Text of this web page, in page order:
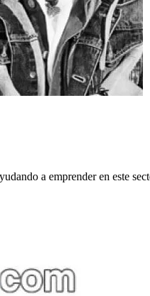
a emprender en este